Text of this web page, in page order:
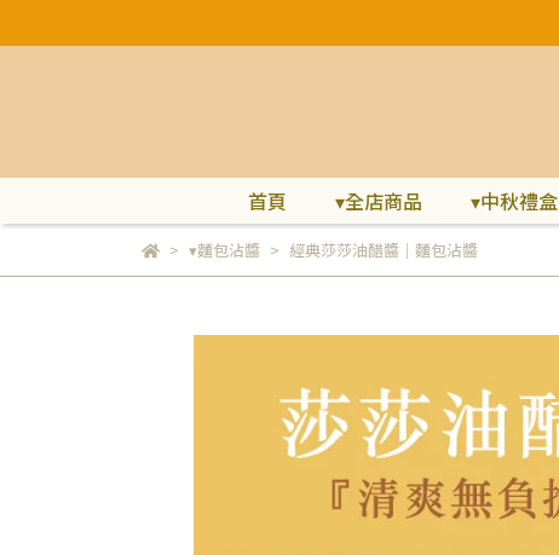
首頁 ▾全店商品 ▾中秋禮盒
▾麵包沾醬 經典莎莎油醋醬｜麵包沾醬